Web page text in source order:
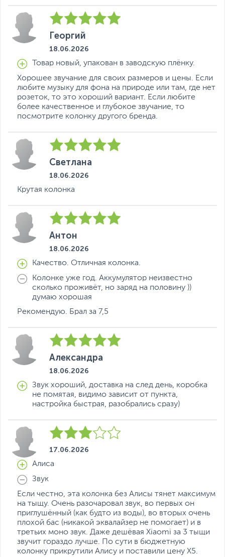
Погода бывает непредсказуемой, а планы иногда
меняются
буквально на ходу. Станция Стрит к этому
готова, ведь её дизайн продуман так, чтобы вы могли
использовать умную колонку в разных природных
Георгий
18.06.2026
Товар новый, упакован в заводскую плёнку.
Хорошее звучание для своих размеров и цены. Если
любите музыку для фона на природе или там, где нет
розеток, то это хороший вариант. Если любите
более качественное и глубокое звучание, то
посмотрите колонку другого бренда.
Светлана
18.06.2026
Крутая колонка
Антон
18.06.2026
Качество. Отличная колонка.
Колонке уже год. Аккумулятор неизвестно
сколько проживёт, но заряд на половину ))
думаю хорошая
Рекомендую. Брал за 7,5
Александра
18.06.2026
Звук хороший, доставка на след день, коробка
не помятая, видимо зависит от пункта,
настройка быстрая, разобрались сразу)
17.06.2026
Алиса
Звук
Если честно, эта колонка без Алисы тянет максимум
на тыщу. Очень разочаровал звук, во первых он
приглушённый (как будто из воды), во вторых очень
плохой бас (никакой эквалайзер не помогает) и в
третьих моно звук. Даже дешёвая Хiaomi за 3 тыщи
звучит гораздо лучше. По сути в бюджетную
колонку прикрутили Алису и поставили цену X5.